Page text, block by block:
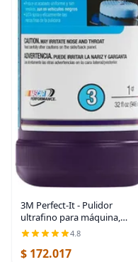
3M Perfect-It - Pulidor
ultrafino para máquina,
06068, 32 onzas líquidas,
esmalte de pintura, pulido de
calidad profesional
4.8
$ 172.017